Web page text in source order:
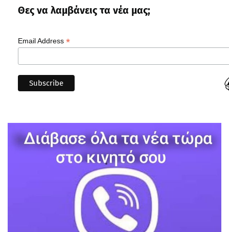
Θες να λαμβάνεις τα νέα μας;
Email Address *